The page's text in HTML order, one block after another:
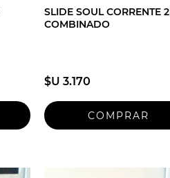
SLIDE SOUL CORRENTE
COMBINADO
$U 3.170